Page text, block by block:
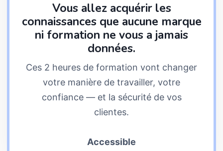
Vous allez acquérir les
connaissances que aucune marque
ni formation ne vous a jamais
données.
Ces 2 heures de formation vont changer
votre manière de travailler, votre
confiance — et la sécurité de vos
clientes.
Accessible